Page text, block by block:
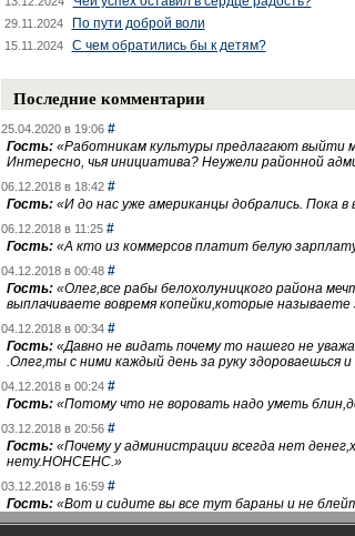
29.11.2024 По пути доброй воли
15.11.2024 С чем обратились бы к детям?
Последние комментарии
25.04.2020 в 19:06 #
Гость: «Работникам культуры предлагают выйти
Интересно, чья инициатива? Неужели районной
06.12.2018 в 18:42 #
Гость: «И до нас уже американцы добрались. Пока в
06.12.2018 в 11:25 #
Гость: «А кто из коммерсов платит белую
04.12.2018 в 00:48 #
Гость: «Олег,все рабы белохолуницкого района
выплачиваете вовремя копейки,которые
04.12.2018 в 00:34 #
Гость: «Давно не видать почему то нашего не
.Олег,ты с ними каждый день за руку здороваешься
04.12.2018 в 00:24 #
Гость: «Потому что не воровать надо уметь
03.12.2018 в 20:56 #
Гость: «Почему у администрации всегда нет
нету.НОНСЕНС.»
03.12.2018 в 16:59 #
Гость: «Вот и сидите вы все тут бараны и не